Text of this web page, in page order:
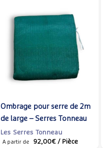
Ombrage pour serre de 2m
de large – Serres Tonneau
Les Serres Tonneau
A partir de 92,00€ / Pièce